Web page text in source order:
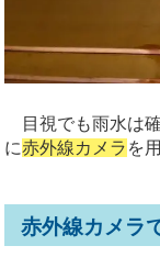
目視でも雨水は
に赤外線カメラ を
赤外線カメラ